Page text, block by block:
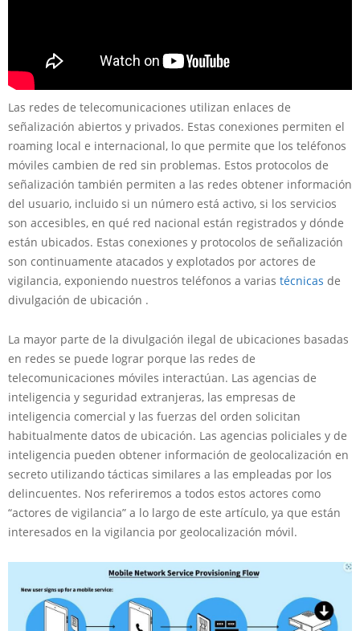
Las redes de telecomunicaciones utilizan enlaces de
señalización abiertos y privados. Estas conexiones permiten el
roaming local e internacional, lo que permite que los teléfonos
móviles cambien de red sin problemas. Estos protocolos de
señalización también permiten a las redes obtener información
del usuario, incluido si un número está activo, si los servicios
son accesibles, en qué red nacional están registrados y dónde
están ubicados. Estas conexiones y protocolos de señalización
son continuamente atacados y explotados por actores de
vigilancia, exponiendo nuestros teléfonos a varias técnicas de
divulgación de ubicación .
La mayor parte de la divulgación ilegal de ubicaciones basadas
en redes se puede lograr porque las redes de
telecomunicaciones móviles interactúan. Las agencias de
inteligencia y seguridad extranjeras, las empresas de
inteligencia comercial y las fuerzas del orden solicitan
habitualmente datos de ubicación. Las agencias policiales y de
inteligencia pueden obtener información de geolocalización en
secreto utilizando tácticas similares a las empleadas por los
delincuentes. Nos referiremos a todos estos actores como
“actores de vigilancia” a lo largo de este artículo, ya que están
interesados ​​en la vigilancia por geolocalización móvil.